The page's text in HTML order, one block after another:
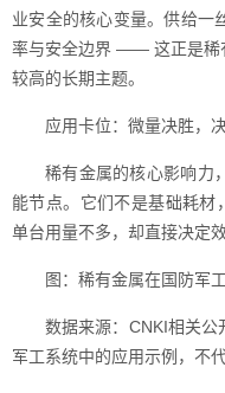
业安全的核心变量。供给一
率与安全边界 —— 这正是稀
较高的长期主题。
应用卡位：微量决胜，
稀有金属的核心影响力
能节点。它们不是基础耗材
单台用量不多，却直接决定
图：稀有金属在国防军
数据来源：CNKI相关
军工系统中的应用示例，不